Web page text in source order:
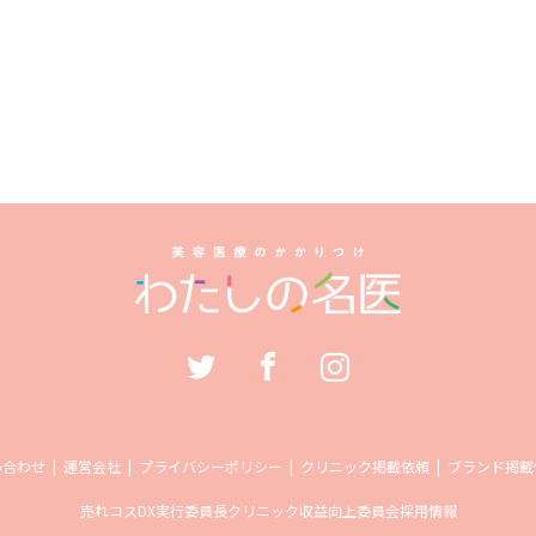
わせ 運営会社 プライバシーポリシー クリニック掲載依頼 ブランド掲
売れコスDX実行委員長クリニック収益向上委員会採用情報